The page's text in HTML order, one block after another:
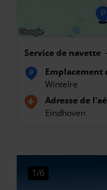
Service de navette
P Emplacement
Wintelre
Adresse de
Eindhoven
1/6